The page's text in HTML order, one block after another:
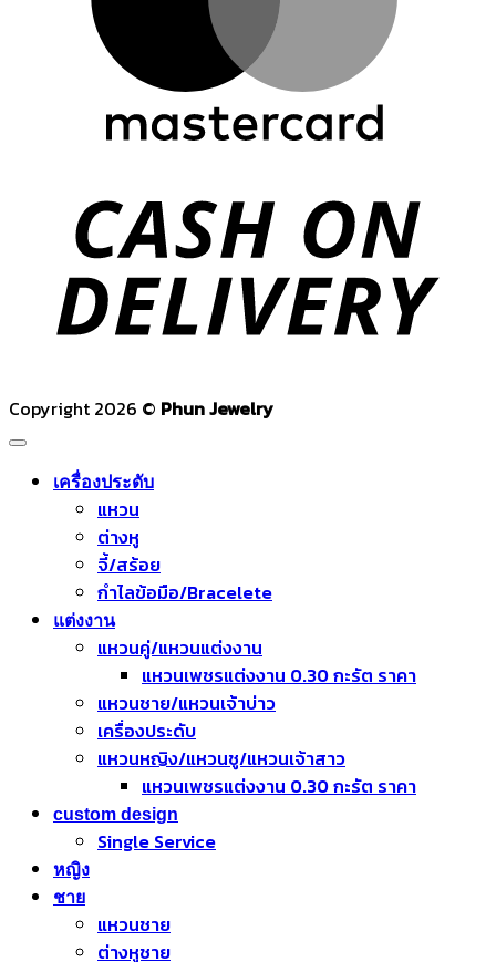
Copyright 2026 © Phun Jewelry
เครื่องประดับ
แหวน
ต่างหู
จี้/สร้อย
กำไลข้อมือ/Bracelete
แต่งงาน
แหวนคู่/แหวนแต่งงาน
แหวนเพชรแต่งงาน 0.30 กะรัต ราคา
แหวนชาย/แหวนเจ้าบ่าว
เครื่องประดับ
แหวนหญิง/แหวนชู/แหวนเจ้าสาว
แหวนเพชรแต่งงาน 0.30 กะรัต ราคา
custom design
Single Service
หญิง
ชาย
แหวนชาย
ต่างหูชาย